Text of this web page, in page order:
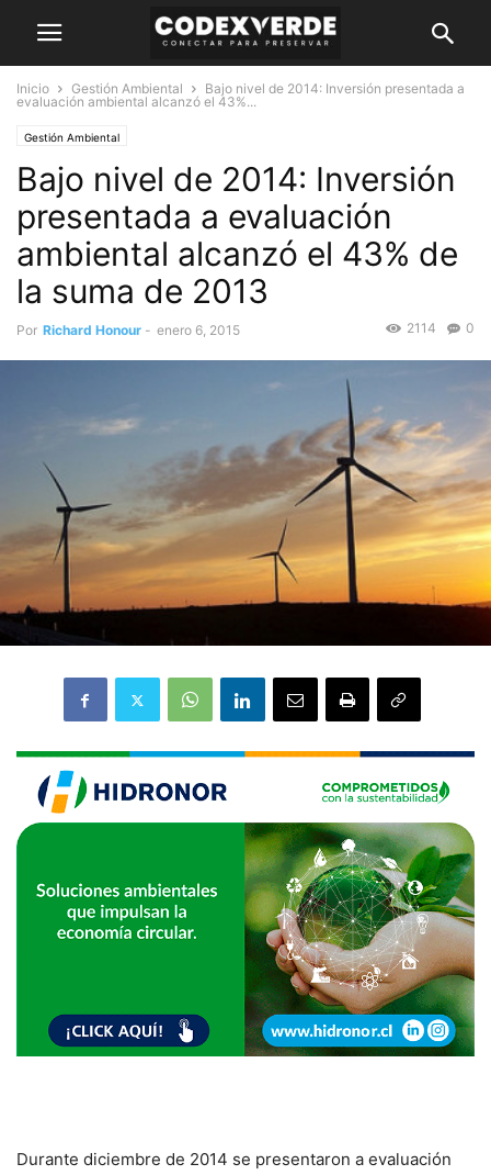
Inicio Gestión Ambiental
Bajo nivel de 2014: Inversión presentada a
evaluación ambiental alcanzó el 43%...
Gestión Ambiental
Bajo nivel de 2014: Inversión
presentada a evaluación
ambiental alcanzó el 43% de
la suma de 2013
Por Richard Honour - enero 6, 2015 0
2114
Durante diciembre de 2014 se presentaron a evaluación